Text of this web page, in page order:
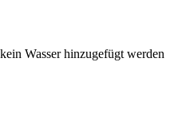
Wasser hinzugefügt werden